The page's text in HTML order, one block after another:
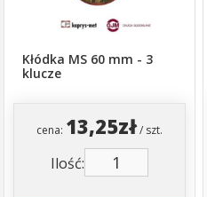
Kłódka MS 60 mm - 3
klucze
cena: 13,25zł/ szt.
Ilość: